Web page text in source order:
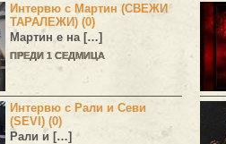
Интервю с Мартин (СВЕЖИ
ТАРАЛЕЖИ) (0)
Мартин е на […]
ПРЕДИ 1 СЕДМИЦА
Интервю с Рали и Севи
(SEVI) (0)
Рали и […]